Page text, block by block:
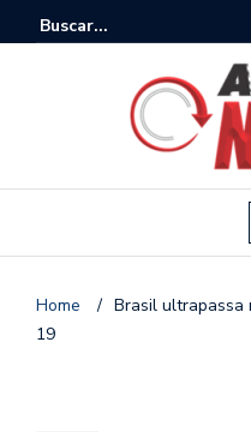
Home / Brasil ultrapassa
19